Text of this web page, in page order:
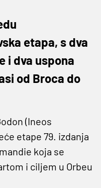
etapa, s dva
i dva uspona
od Broca do
(Ineos
etape 79. izdanja
koja se
i ciljem u Orbeu